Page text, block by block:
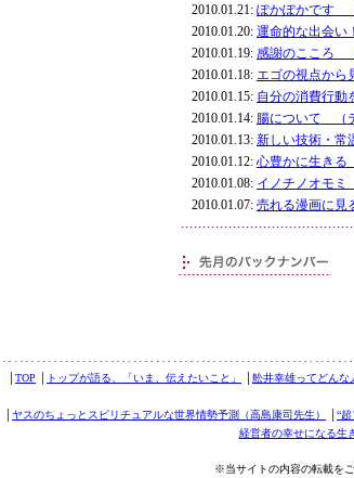
2010.01.21: ぽかぽかです
2010.01.20: 運命的な出会い
2010.01.19: 感謝のこころ
2010.01.18: エゴの視点から
2010.01.15: 自分の消費行動
2010.01.14: 腸について （
2010.01.13: 新しい技術・常
2010.01.12: 心豊かに生きる
2010.01.08: イノチノオモミ
2010.01.07: 売れる漫画に見
TOP トップが語る、「いま、伝えたいこと」 舩井幸雄ってどんな
ヤスのちょっとスピリチュアルな世界情勢予測（高島康司先生） “
経営者の幸せになる生
※当サイトの内容の転載を